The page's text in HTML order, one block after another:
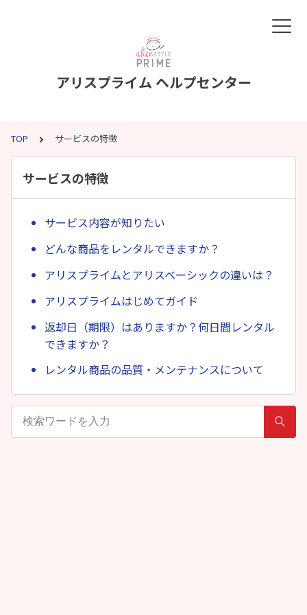
アリスプライム ヘルプセンター
TOP サービスの特徴
サービスの特徴
サービス内容が知りたい
どんな商品をレンタルできますか？
アリスプライムとアリスベーシックの違いは？
アリスプライムはじめてガイド
返却日（期限）はありますか？何日間レンタル
できますか？
レンタル商品の品質・メンテナンスについて